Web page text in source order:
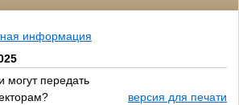
информация
могут передать
версия для печати